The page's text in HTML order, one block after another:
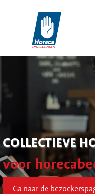
COLLECTIEVE
voor
Ga naar de